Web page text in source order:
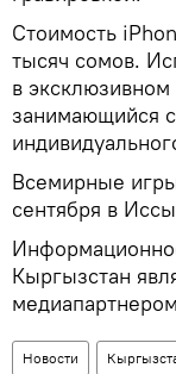
Стоимость
тысяч сомов.
в эксклюзивном
занимающийся
Всемирные
сентября в
Кыргызстан
Новости